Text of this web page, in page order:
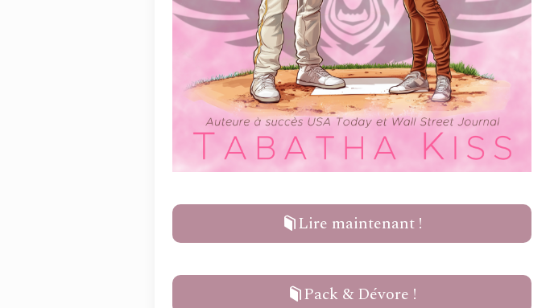
Lire maintenant !
Pack & Dévore !